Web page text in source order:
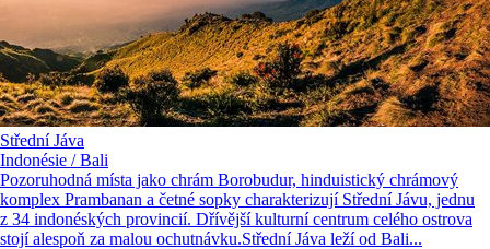
Střední Jáva
Indonésie / Bali
Pozoruhodná místa jako chrám Borobudur, hinduistický chrámový
komplex Prambanan a četné sopky charakterizují Střední Jávu, jednu
z 34 indonéských provincií. Dřívější kulturní centrum celého ostrova
stojí alespoň za malou ochutnávku.Střední Jáva leží od Bali...